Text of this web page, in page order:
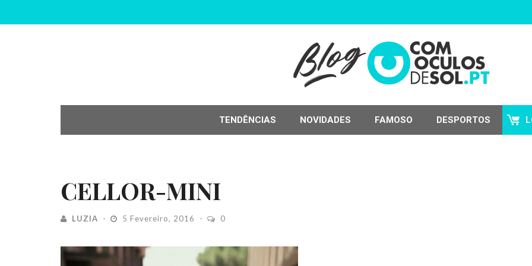
TENDÊNCIAS NOVIDADES FAMOSO DESPORTOS
CELLOR-MINI
LUZIA 5 Fevereiro, 2016 0